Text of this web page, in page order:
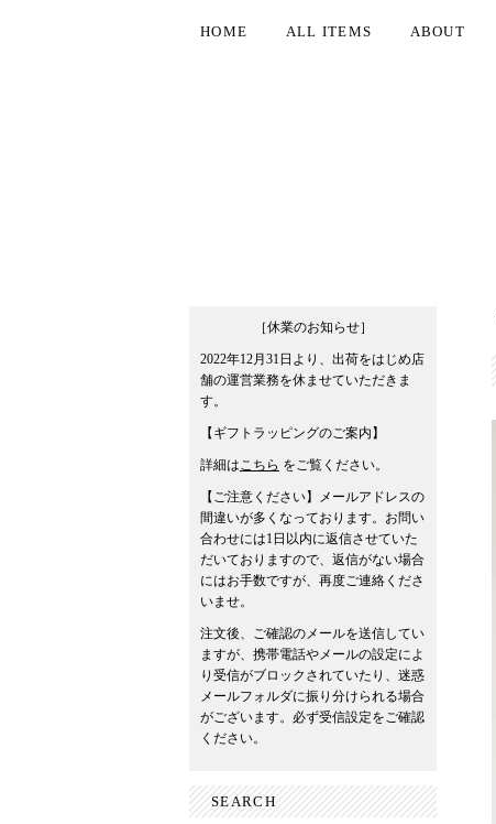
HOME ALL ITEMS ABOUT
［休業のお知らせ］
2022年12月31日より、出荷をはじめ店
舗の運営業務を休ませていただきま
す。
【ギフトラッピングのご案内】
詳細はこちら をご覧ください。
【ご注意ください】メールアドレスの
間違いが多くなっております。お問い
合わせには1日以内に返信させていた
だいておりますので、返信がない場合
にはお手数ですが、再度ご連絡くださ
いませ。
注文後、ご確認のメールを送信してい
ますが、携帯電話やメールの設定によ
り受信がブロックされていたり、迷惑
メールフォルダに振り分けられる場合
がございます。必ず受信設定をご確認
ください。
SEARCH